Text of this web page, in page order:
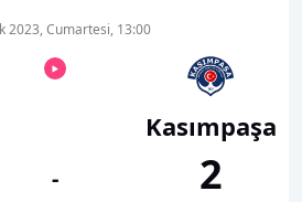
2023, Cumartesi, 13:00
-
Kasımpaşa
2